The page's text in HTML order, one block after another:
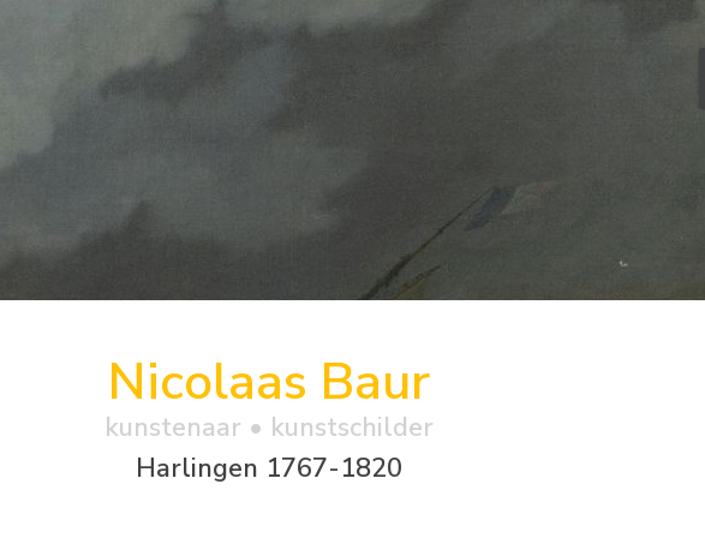
Nicolaas Baur
kunstenaar • kunstschilder
Harlingen 1767-1820